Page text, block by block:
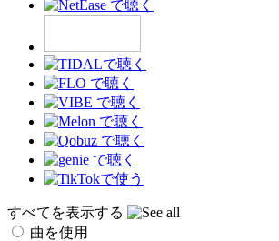
すべてを表示する
曲を使用